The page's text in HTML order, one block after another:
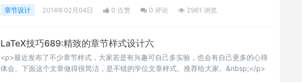
章节设计 2014年02月04日 0 点赞 0 评论 2961 浏览
LaTeX技巧689:精致的章节样式设计六
<p>最近发布了不少章节样式，大家若是有兴趣可自己多实验，也会有自己更多的心得
体会。下面这个文章做得很简洁，是不错的学位文章样式。推荐给大家。&nbsp;</p>